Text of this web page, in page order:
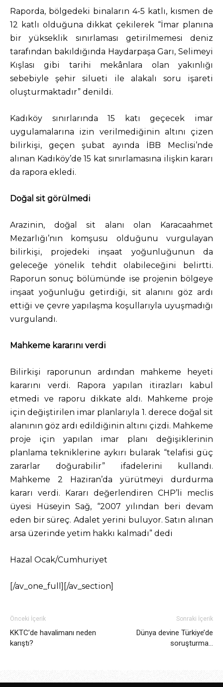
Raporda, bölgedeki binaların 4-5 katlı, kısmen de
12 katlı olduğuna dikkat çekilerek “İmar planına
bir yükseklik sınırlaması getirilmemesi deniz
tarafından bakıldığında Haydarpaşa Garı, Selimeyi
Kışlası gibi tarihi mekânlara olan yakınlığı
sebebiyle şehir silueti ile alakalı soru işareti
oluşturmaktadır” denildi.
Kadıköy sınırlarında 15 katı geçecek imar
uygulamalarına izin verilmediğinin altını çizen
bilirkişi, geçen şubat ayında İBB Meclisi’nde
alınan Kadıköy’de 15 kat sınırlamasına ilişkin kararı
da rapora ekledi.
Doğal sit görülmedi
Arazinin, doğal sit alanı olan Karacaahmet
Mezarlığı’nın komşusu olduğunu vurgulayan
bilirkişi, projedeki inşaat yoğunluğunun da
geleceğe yönelik tehdit olabileceğini belirtti.
Raporun sonuç bölümünde ise projenin bölgeye
inşaat yoğunluğu getirdiği, sit alanını göz ardı
ettiği ve çevre yapılaşma koşullarıyla uyuşmadığı
vurgulandı.
Mahkeme kararını verdi
Bilirkişi raporunun ardından mahkeme heyeti
kararını verdi. Rapora yapılan itirazları kabul
etmedi ve raporu dikkate aldı. Mahkeme proje
için değiştirilen imar planlarıyla 1. derece doğal sit
alanının göz ardı edildiğinin altını çizdi. Mahkeme
proje için yapılan imar planı değişiklerinin
planlama tekniklerine aykırı bularak “telafisi güç
zararlar doğurabilir” ifadelerini kullandı.
Mahkeme 2 Haziran’da yürütmeyi durdurma
kararı verdi. Kararı değerlendiren CHP’li meclis
üyesi Hüseyin Sağ, “2007 yılından beri devam
eden bir süreç. Adalet yerini buluyor. Satın alınan
arsa üzerinde yetim hakkı kalmadı” dedi
Hazal Ocak/Cumhuriyet
[/av_one_full][/av_section]
Önceki İçerik
KKTC’de havalimanı neden
karıştı?
Sonraki İçerik
Dünya devine Türkiye’de
soruşturma…